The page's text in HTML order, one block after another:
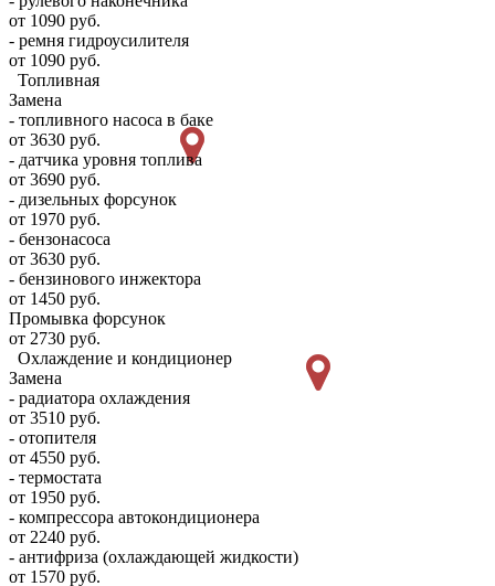
от 1090 руб.
- ремня гидроусилителя
от 1090 руб.
Топливная
Замена
- топливного насоса в баке
от 3630 руб.
- датчика уровня топлива
от 3690 руб.
- дизельных форсунок
от 1970 руб.
- бензонасоса
от 3630 руб.
- бензинового инжектора
от 1450 руб.
Промывка форсунок
от 2730 руб.
Охлаждение и кондиционер
Замена
- радиатора охлаждения
от 3510 руб.
- отопителя
от 4550 руб.
- термостата
от 1950 руб.
- компрессора автокондиционера
от 2240 руб.
- антифриза (охлаждающей жидкости)
от 1570 руб.